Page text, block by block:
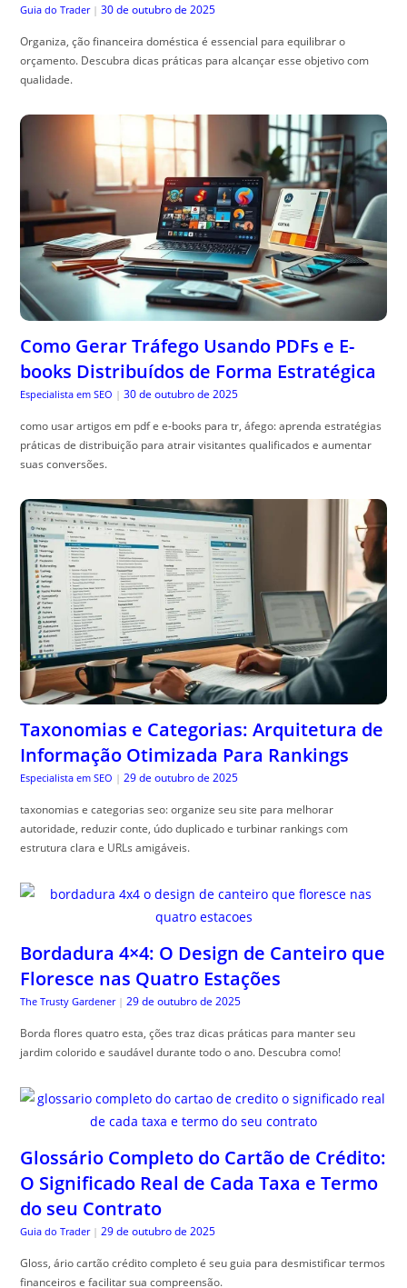
Guia do Trader | 30 de outubro de 2025
Organiza, ção financeira doméstica é essencial para equilibrar o
orçamento. Descubra dicas práticas para alcançar esse objetivo com
qualidade.
Como Gerar Tráfego Usando PDFs e E-
books Distribuídos de Forma Estratégica
Especialista em SEO | 30 de outubro de 2025
como usar artigos em pdf e e-books para tr, áfego: aprenda estratégias
práticas de distribuição para atrair visitantes qualificados e aumentar
suas conversões.
Taxonomias e Categorias: Arquitetura de
Informação Otimizada Para Rankings
Especialista em SEO | 29 de outubro de 2025
taxonomias e categorias seo: organize seu site para melhorar
autoridade, reduzir conte, údo duplicado e turbinar rankings com
estrutura clara e URLs amigáveis.
Bordadura 4×4: O Design de Canteiro que
Floresce nas Quatro Estações
The Trusty Gardener | 29 de outubro de 2025
Borda flores quatro esta, ções traz dicas práticas para manter seu
jardim colorido e saudável durante todo o ano. Descubra como!
Glossário Completo do Cartão de Crédito:
O Significado Real de Cada Taxa e Termo
do seu Contrato
Guia do Trader | 29 de outubro de 2025
Gloss, ário cartão crédito completo é seu guia para desmistificar termos
financeiros e facilitar sua compreensão.